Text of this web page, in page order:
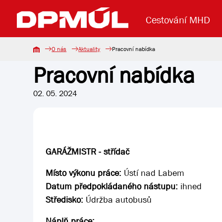
Cestování MHD
Uzavření mostu Dr. E. Beneše Koupit
Lanová dráha Reklama
Základní údaje Aktuality
O nás Aktuality Pracovní nabídka
Pracovní nabídka
02. 05. 2024
GARÁŽMISTR - střídač
Místo výkonu práce: Ústí nad Labem
Datum předpokládaného nástupu: ihned
Středisko: Údržba autobusů